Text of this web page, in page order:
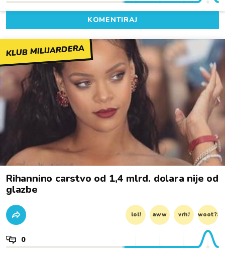
KOMENTIRAJ
KLUB MILIJARDERA
Rihannino carstvo od 1,4 mlrd. dolara nije od
glazbe
lol! aww vrh! woot?!
0